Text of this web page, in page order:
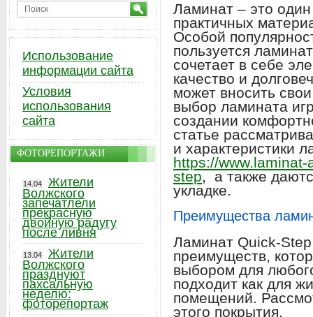
Ламинат – это
практичных
Особой
пользуется
сочетает в себе
качество и
может вносить
выбор ламината
создании
статье
и характеристики
https://
step, а также
укладке.
Преимущества
Ламинат Quick-
преимуществ,
выбором для
подходит как для
помещений.
этого покрытия.
Использование
информации сайта
Условия
использования
сайта
ФОТОРЕПОРТАЖИ
14.04
Жители
Волжского
запечатлели
прекрасную
двойную радугу
после ливня
13.04
Жители
Волжского
празднуют
пахсальную
неделю:
фоторепортаж